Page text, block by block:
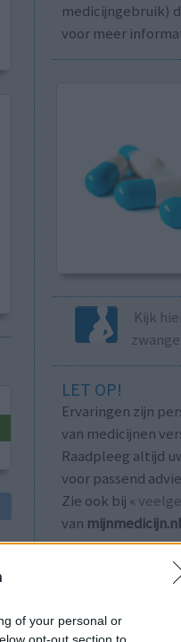
of your personal or
opt-out section to
medicijngebruik)
voor meer
Kijk
LET OP!
Ervaringen zijn
van medicijnen
Raadpleeg altijd
voor passend
Zie ook bij «
van mijnmedicijn.nl